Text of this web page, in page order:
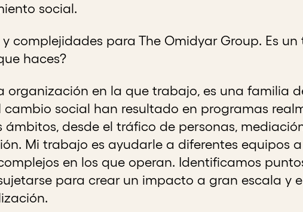
social.
y complejidades para The Omidyar Group. Es
haces?
organización en la que trabajo, es una familia
cambio social han resultado en programas
desde el tráfico de personas,
Mi trabajo es ayudarle a diferentes equipos
en los que operan. Identificamos
para crear un impacto a gran escala y